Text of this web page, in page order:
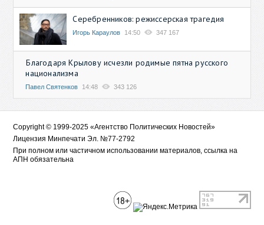
Серебренников: режиссерская трагедия
Игорь Караулов 14:50 347 167
Благодаря Крылову исчезли родимые пятна русского
национализма
Павел Святенков 14:48 343 126
Copyright © 1999-2025 «Агентство Политических Новостей»
Лицензия Минпечати Эл. №77-2792
При полном или частичном использовании материалов, ссылка на
АПН обязательна